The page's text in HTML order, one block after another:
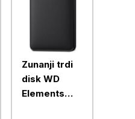
Zunanji trdi
disk WD
Elements